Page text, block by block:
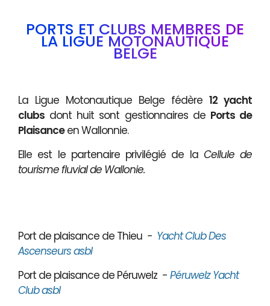
PORTS ET CLUBS MEMBRES DE
LA LIGUE MOTONAUTIQUE
BELGE
La Ligue Motonautique Belge fédère 12 yacht
clubs dont huit sont gestionnaires de Ports de
Plaisanceen Wallonnie.
Elle est le partenaire privilégié de la Cellule de
tourisme fluvial de Wallonie.
Port de plaisance de Thieu - Yacht Club Des
Ascenseurs asbl
Port de plaisance de Péruwelz - Péruwelz Yacht
Club asbl